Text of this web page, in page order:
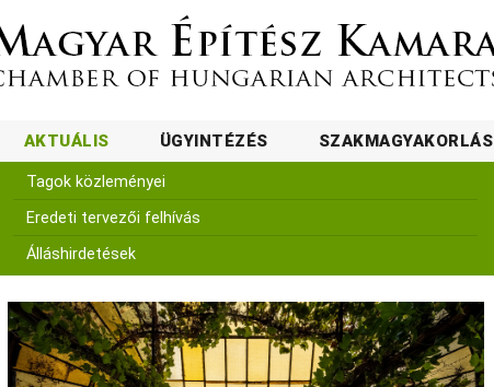
AKTUÁLIS ÜGYINTÉZÉS SZAKMAGYAKORLÁS
Tagok közleményei
Eredeti tervezői felhívás
Álláshirdetések